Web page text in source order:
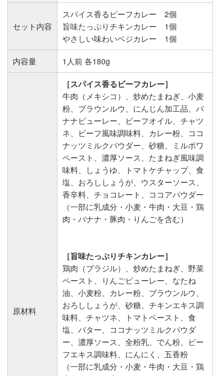
セット内容
スパイス香るビーフカレー 2個
旨味たっぷりチキンカレー 1個
やさしい味わいベジカレー 1個
内容量
1人前 各180g
原材料
［スパイス香るビーフカレー］
牛肉（メキシコ）、炒めたまねぎ、小麦
粉、ブラウンルウ、にんじん加工品、バ
ナナピューレー、ビーフオイル、チャツ
ネ、ビーフ風味調味料、カレー粉、ココ
ナッツミルクパウダー、砂糖、ミルポワ
ペースト、濃厚ソース、たまねぎ風味調
味料、しょうゆ、トマトケチャップ、食
塩、おろししょうが、ウスターソース、
香辛料、チョコレート、ココアパウダー
（一部に乳成分・小麦・牛肉・大豆・鶏
肉・バナナ・豚肉・りんごを含む）
［旨味たっぷりチキンカレー］
鶏肉（ブラジル）、炒めたまねぎ、野菜
ペースト、りんごピューレー、なたね
油、小麦粉、カレー粉、ブラウンルウ、
おろししょうが、砂糖、チキンエキス調
味料、チャツネ、トマトペースト、食
塩、バター、ココナッツミルクパウダ
ー、濃厚ソース、全粉乳、でん粉、ビー
フエキス調味料、にんにく、五香粉
（一部に乳成分・小麦・牛肉・大豆・鶏